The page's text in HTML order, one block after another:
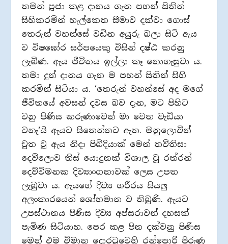
තමන් පූජා කළ දානය ගැන පහන් සිතින්
සිහිකරමින් හැල්කෙත සීමාව දක්වා ගොස්
තෙරුන් වහන්සේ වඩින අයුරු බලා සිටි ඇය
ව විෂඝෝර සර්පයෙකු විසින් දෂ්ඨ කරනු
ලැබිණ. ඇය ජීවිතය ඉල්ලා කෑ නොගැසුවා ය.
තමා දුන් දානය ගැන ම පහන් සිතින් සිහි
කරමින් සිටියා ය. ‘තෙරුන් වහන්සේ අද මගේ
ජීවිතයේ අවසන් දවස බව දැන, මට පිහිට
වනු පිණිස කරුණාවෙන් මා වෙත වැඩියා
වනැ’යි ඇයට සිතෙන්නට ඇත. මනුලොවින්
චුත වූ ඇය නිදා පිබිදියාක් මෙන් තව්තිසා
දෙව්ලොව තිස් යොදුනක් විශාල වූ රත්රන්
දෙව්විමනක දිව්‍යාංගනාවක් ලෙස උපත
ලැබුවා ය. ඇයගේ දිව්‍ය ශරීරය සියලු
අලංකාරයෙන් ශෝභමාන ව තිබුණි. ඇයට
උපස්ථානය පිණිස දිව්‍ය අප්සරාවන් දහසක්
පැමිණ සිටියාහ. පෙර කළ පින දක්වනු පිණිස
මෙන් එම විමාන දොරටුවෙහි රන්පොරි පිරුණු